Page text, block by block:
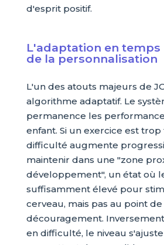
d'esprit positif.
L'adaptation en temps
de la personnalisation
L'un des atouts majeurs de
algorithme adaptatif. Le
permanence les
enfant. Si un exercice est trop
difficulté augmente
maintenir dans une "zone
développement", un état où
suffisamment élevé pour
cerveau, mais pas au point
découragement.
en difficulté, le niveau